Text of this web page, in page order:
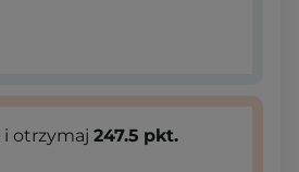
i otrzymaj 247.5 pkt.